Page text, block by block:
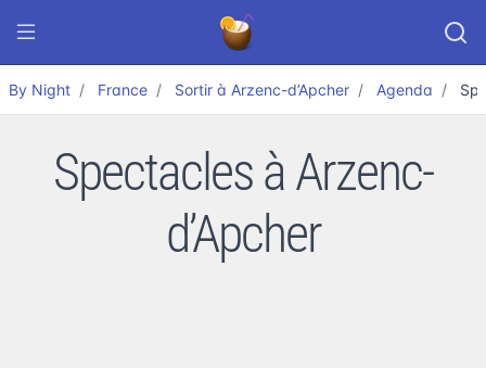
By Night France Sortir à Arzenc-d’Apcher Agenda
Spectacles à Arzenc-
d’Apcher